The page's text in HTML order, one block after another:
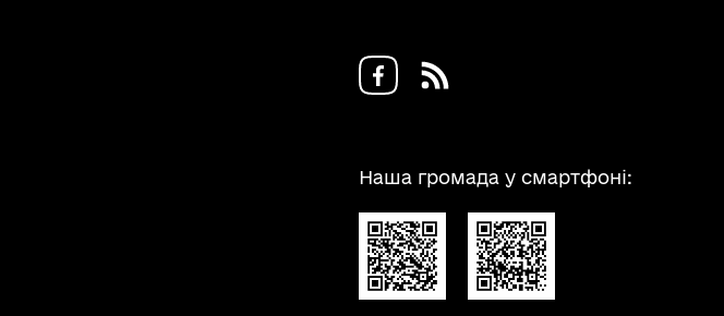
Наша громада у смартфоні: